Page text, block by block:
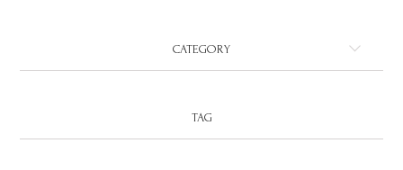
CATEGORY
TAG